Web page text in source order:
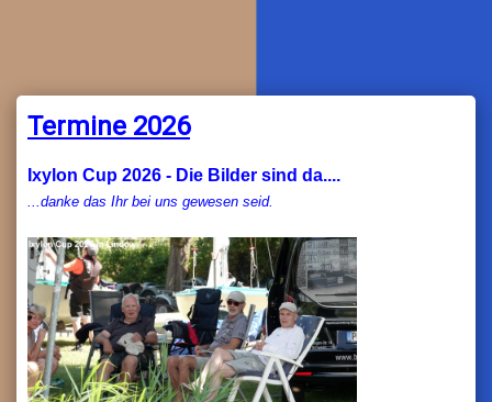
Termine 2026
Ixylon Cup 2026 - Die Bilder sind da....
...danke das Ihr bei uns gewesen seid.